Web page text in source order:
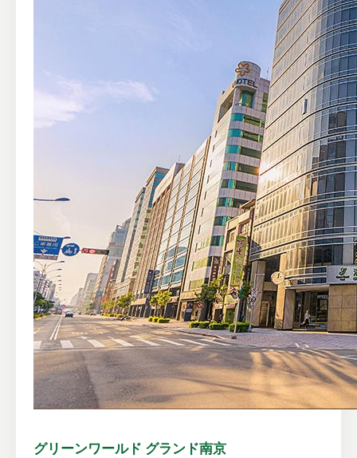
グリーンワールド グランド南京